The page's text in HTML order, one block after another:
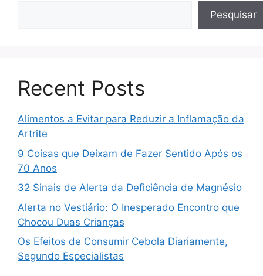
Pesquisar
Recent Posts
Alimentos a Evitar para Reduzir a Inflamação da
Artrite
9 Coisas que Deixam de Fazer Sentido Após os
70 Anos
32 Sinais de Alerta da Deficiência de Magnésio
Alerta no Vestiário: O Inesperado Encontro que
Chocou Duas Crianças
Os Efeitos de Consumir Cebola Diariamente,
Segundo Especialistas